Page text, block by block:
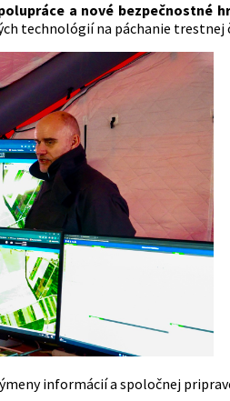
a nové bezpečnostné
technológií na páchanie trestnej
informácií a spoločnej